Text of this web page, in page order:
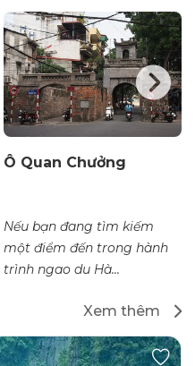
Ô Quan Chưởng
Nếu bạn đang tìm kiếm
một điểm đến trong hành
trình ngao du Hà...
Xem thêm